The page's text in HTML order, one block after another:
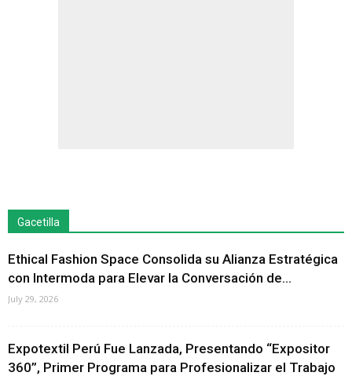
Gacetilla
Ethical Fashion Space Consolida su Alianza Estratégica
con Intermoda para Elevar la Conversación de...
July 29, 2026
Expotextil Perú Fue Lanzada, Presentando “Expositor
360”, Primer Programa para Profesionalizar el Trabajo